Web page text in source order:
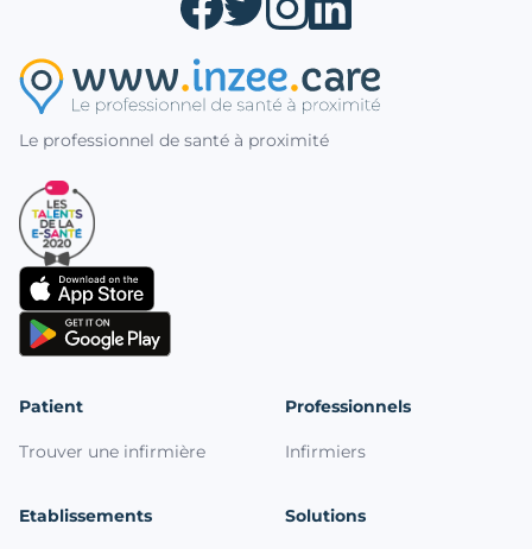
Le professionnel de santé à proximité
Patient
Trouver une infirmière
Professionnels
Infirmiers
Etablissements Solutions